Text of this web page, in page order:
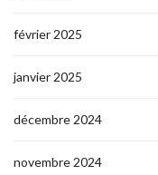
février 2025
janvier 2025
décembre 2024
novembre 2024